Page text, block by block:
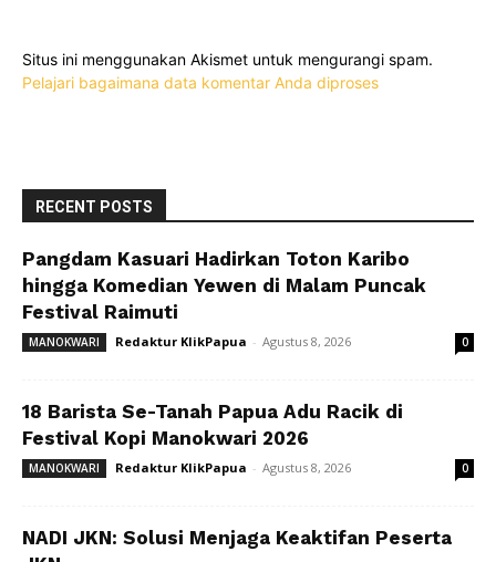
Situs ini menggunakan Akismet untuk mengurangi spam.
Pelajari bagaimana data komentar Anda diproses
RECENT POSTS
Pangdam Kasuari Hadirkan Toton Karibo
hingga Komedian Yewen di Malam Puncak
Festival Raimuti
MANOKWARI Redaktur KlikPapua - Agustus 8, 2026 0
18 Barista Se-Tanah Papua Adu Racik di
Festival Kopi Manokwari 2026
MANOKWARI Redaktur KlikPapua - Agustus 8, 2026 0
NADI JKN: Solusi Menjaga Keaktifan Peserta